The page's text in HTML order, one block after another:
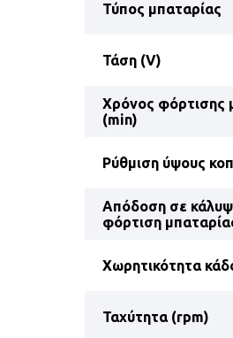
Τύπος μπαταρίας
Τάση (V)
Χρόνος φόρτισης
(min)
Ρύθμιση ύψους
Απόδοση σε
φόρτιση
Χωρητικότητα
Ταχύτητα (rpm)